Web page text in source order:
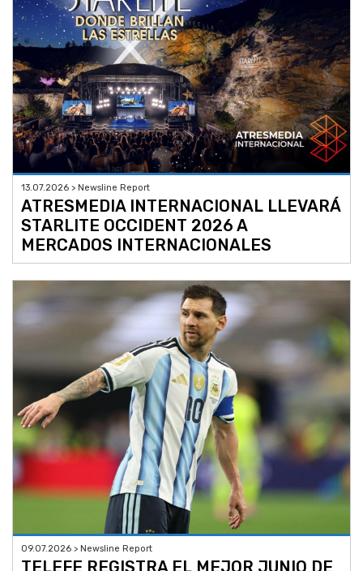
13.07.2026 > Newsline Report
ATRESMEDIA INTERNACIONAL LLEVARÁ
STARLITE OCCIDENT 2026 A
MERCADOS INTERNACIONALES
09.07.2026 > Newsline Report
TELEFE REGISTRA EL MEJOR JUNIO DE